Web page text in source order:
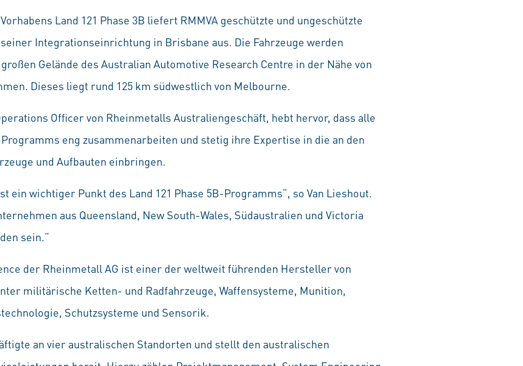
Land 121 Phase 3B liefert RMMVA geschützte und ungeschützte
Integrationseinrichtung in Brisbane aus. Die Fahrzeuge werden
Gelände des Australian Automotive Research Centre in der Nähe von
Dieses liegt rund 125 km südwestlich von Melbourne.
Officer von Rheinmetalls Australiengeschäft, hebt hervor, dass alle
eng zusammenarbeiten und stetig ihre Expertise in die an den
und Aufbauten einbringen.
ein wichtiger Punkt des Land 121 Phase 5B-Programms“, so Van Lieshout.
aus Queensland, New South-Wales, Südaustralien und Victoria
sein.“
der Rheinmetall AG ist einer der weltweit führenden Hersteller von
militärische Ketten- und Radfahrzeuge, Waffensysteme, Munition,
Schutzsysteme und Sensorik.
an vier australischen Standorten und stellt den australischen